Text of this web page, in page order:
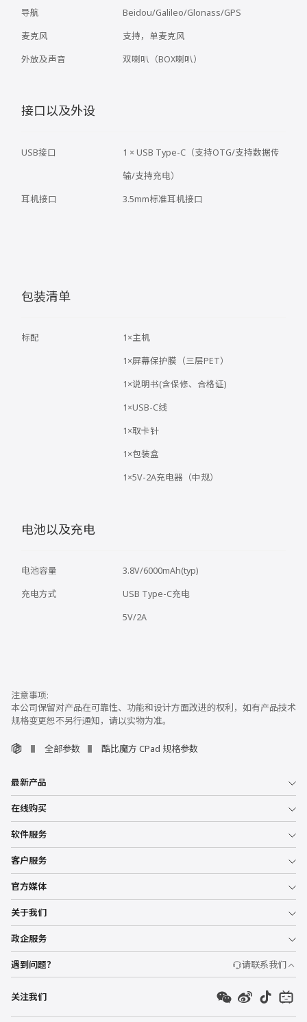
导航
麦克风
外放及声音
Beidou/Galileo/Glonass/GPS
支持，单麦克风
双喇叭（BOX喇叭）
接口以及外设
USB接口
耳机接口
1 × USB Type-C（支持OTG/支持数据传
输/支持充电）
3.5mm标准耳机接口
包装清单
标配
1×主机
1×屏幕保护膜（三层PET）
1×说明书(含保修、合格证)
1×USB-C线
1×取卡针
1×包装盒
1×5V-2A充电器（中规）
电池以及充电
电池容量
充电方式
3.8V/6000mAh(typ)
USB Type-C充电
5V/2A
本公司保留对产品在可靠性、功能和设计方面改进的权利，如有产品技术
规格变更恕不另行通知，请以实物为准。
全部参数 酷比魔方 CPad 规格参数
最新产品
在线购买
软件服务
客户服务
官方媒体
关于我们
政企服务
遇到问题？ 请联系我们
关注我们